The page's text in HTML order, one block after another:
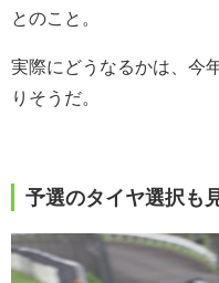
とのこと。
実際にどうなるかは、今
りそうだ。
予選のタイヤ選択も